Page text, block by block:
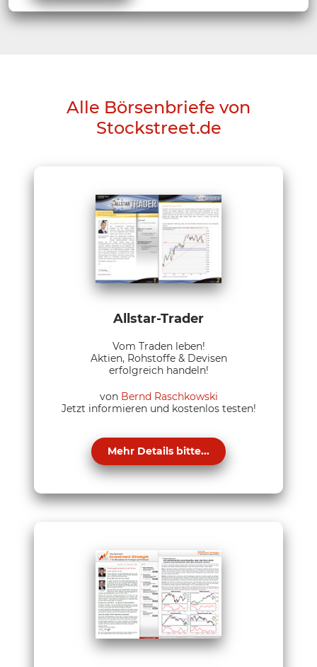
Alle Börsenbriefe von
Stockstreet.de
Allstar-Trader
Vom Traden leben!
Aktien, Rohstoffe & Devisen
erfolgreich handeln!
von Bernd Raschkowski
Jetzt informieren und kostenlos testen!
Mehr Details bitte...